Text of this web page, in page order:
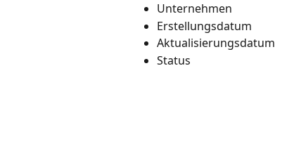
Unternehmen
Erstellungsdatum
Aktualisierungsdatum
Status